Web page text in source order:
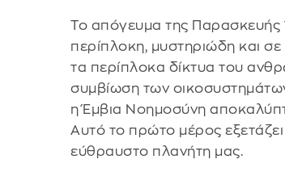
Το απόγευμα της Παρασκευής
περίπλοκη, μυστηριώδη και
τα περίπλοκα δίκτυα του
συμβίωση των
η Έμβια Νοημοσύνη
Αυτό το πρώτο μέρος
εύθραυστο πλανήτη μας.